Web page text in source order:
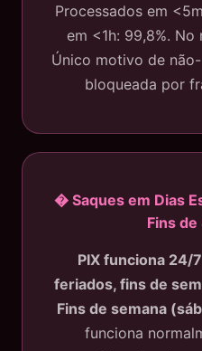
Processados em
em <1h: 99,8%. No
Único motivo de
bloqueada por
� Saques em Dias
Fins de
PIX funciona
feriados, fins de
Fins de semana
funciona